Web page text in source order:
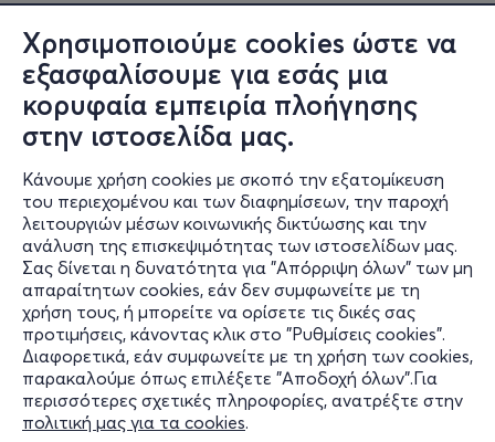
Χρησιμοποιούμε cookies ώστε να
εξασφαλίσουμε για εσάς μια
κορυφαία εμπειρία πλοήγησης
στην ιστοσελίδα μας.
Κάνουμε χρήση cookies με σκοπό την εξατομίκευση
του περιεχομένου και των διαφημίσεων, την παροχή
λειτουργιών μέσων κοινωνικής δικτύωσης και την
ανάλυση της επισκεψιμότητας των ιστοσελίδων μας.
Σας δίνεται η δυνατότητα για "Απόρριψη όλων" των μη
απαραίτητων cookies, εάν δεν συμφωνείτε με τη
χρήση τους, ή μπορείτε να ορίσετε τις δικές σας
προτιμήσεις, κάνοντας κλικ στο "Ρυθμίσεις cookies".
Διαφορετικά, εάν συμφωνείτε με τη χρήση των cookies,
παρακαλούμε όπως επιλέξετε "Αποδοχή όλων".Για
περισσότερες σχετικές πληροφορίες, ανατρέξτε στην
πολιτική μας για τα cookies.
μπλοκαρίσματα στον συνδετικό ιστό (fascia), τον
«3ο εγκέφαλο» που περιβάλλει μύες, όργανα και
οστά.
Asana(Στάσεις HathaYoga): στάσεις που
ενισχύουν την ευλυγισία, τη δύναμη και τη σωστή
στάση, ώστε η ενέργεια και η αναπνοή να ρέουν
ελεύθερα. Οι σταθερές και ρέουσες στάσεις
εξερευνούν την κιναισθητική νοημοσύνη και την
αυτοπαρατήρηση της ενέργειας. Η πρακτική δεν
είναι μόνο σωματική, είναι εργαλείο αυτογνωσίας,
όπου κάθε κίνηση και αναπνοή ενισχύει τη
σύνδεση σώματος-νου-πνεύματος και οδηγεί σε
υπερσυνείδητη κατάσταση της ύπαρξης.
Το κινητικό μέρος ολοκληρώνεται με ξαπλωτό
διαλογισμό, επιτρέποντας στο σώμα να αφομοιώσει
ό,τι αναδύθηκε, ενώ η ενέργεια, το νευρικό και μυϊκό
σύστημα, ο νους και η αναπνοή επιστρέφουν σε
Πληροφορίες
Υποστήριξη
Stay Connected